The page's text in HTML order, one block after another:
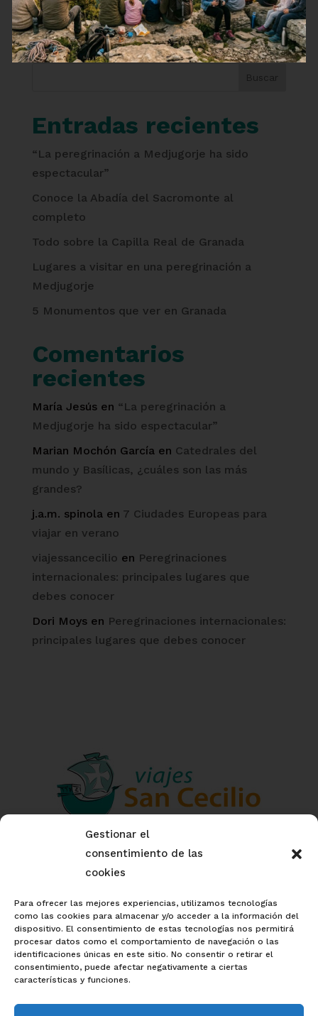
Gestionar el
consentimiento de las
cookies
Para ofrecer las mejores experiencias, utilizamos tecnologías
como las cookies para almacenar y/o acceder a la información del
dispositivo. El consentimiento de estas tecnologías nos permitirá
procesar datos como el comportamiento de navegación o las
identificaciones únicas en este sitio. No consentir o retirar el
consentimiento, puede afectar negativamente a ciertas
características y funciones.
significan todo un refuerzo para la Fe. Estar
en...
Buscar
Entradas recientes
“La peregrinación a Medjugorje ha sido
espectacular”
Conoce la Abadía del Sacromonte al
completo
Todo sobre la Capilla Real de Granada
Lugares a visitar en una peregrinación a
Medjugorje
5 Monumentos que ver en Granada
Comentarios
recientes
María Jesúsen “La peregrinación a
Medjugorje ha sido espectacular”
Marian Mochón Garcíaen Catedrales del
mundo y Basílicas, ¿cuáles son las más
grandes?
j.a.m. spinolaen 7 Ciudades Europeas para
viajar en verano
viajessancecilio en Peregrinaciones
internacionales: principales lugares que
debes conocer
Dori Moysen Peregrinaciones internacionales:
principales lugares que debes conocer
nº CIAN: 186149-3
nº reg.: AV/GR/00504